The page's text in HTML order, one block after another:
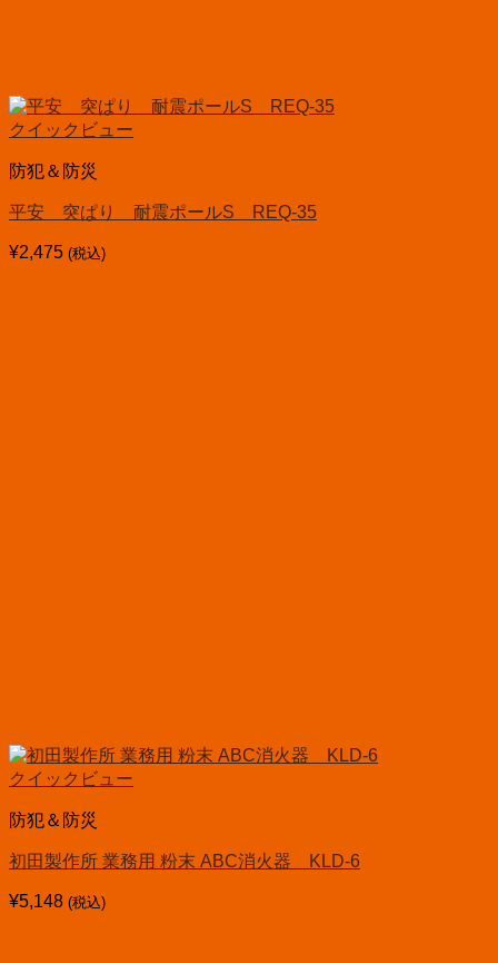
クイックビュー
防犯＆防災
平安 突ぱり 耐震ポールS REQ-35
¥2,475 (税込)
クイックビュー
防犯＆防災
初田製作所 業務用 粉末 ABC消火器 KLD-6
¥5,148 (税込)